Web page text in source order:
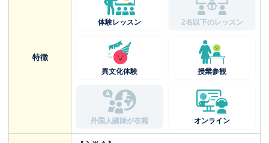
特徴
体験レッスン 2名以下のレッスン
異文化体験 授業参観
外国人講師が在籍 オンライン